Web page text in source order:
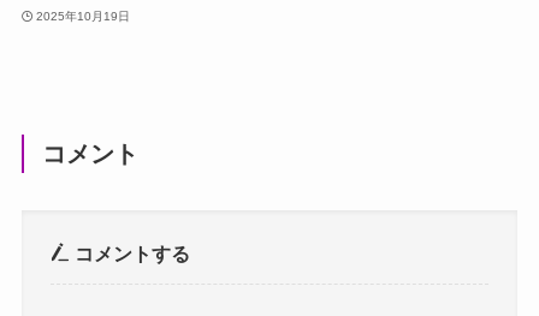
2025年10月19日
コメント
コメントする